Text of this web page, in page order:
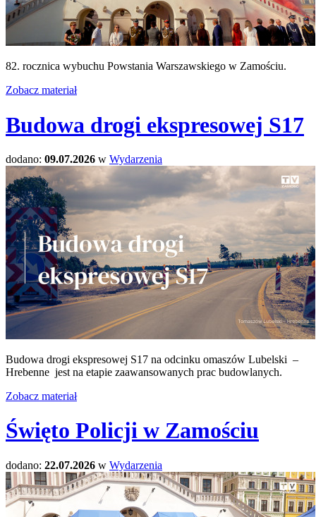
82. rocznica wybuchu Powstania Warszawskiego w Zamościu.
Zobacz materiał
Budowa drogi ekspresowej S17
dodano: 09.07.2026 w Wydarzenia
Budowa drogi ekspresowej S17 na odcinku omaszów Lubelski –
Hrebenne jest na etapie zaawansowanych prac budowlanych.
Zobacz materiał
Święto Policji w Zamościu
dodano: 22.07.2026 w Wydarzenia